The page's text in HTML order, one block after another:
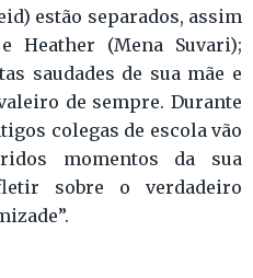
estão separados, assim
Heather (Mena Suvari);
saudades de sua mãe e
de sempre. Durante
colegas de escola vão
momentos da sua
sobre o verdadeiro